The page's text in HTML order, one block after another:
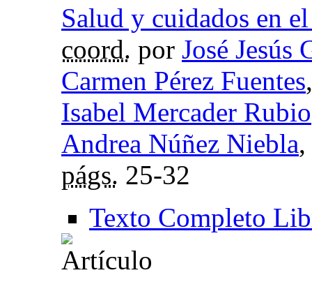
Salud y cuidados en
coord. por José Jesús
Carmen Pérez Fuentes
Isabel Mercader Rubio
Andrea Núñez Niebla
págs. 25-32
Texto Completo